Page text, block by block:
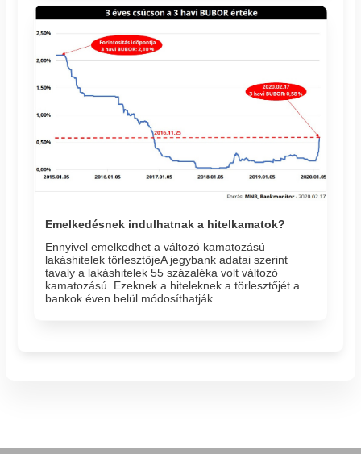
Emelkedésnek indulhatnak a hitelkamatok?
Ennyivel emelkedhet a változó kamatozású
lakáshitelek törlesztőjeA jegybank adatai szerint
tavaly a lakáshitelek 55 százaléka volt változó
kamatozású. Ezeknek a hiteleknek a törlesztőjét a
bankok éven belül módosíthatják...